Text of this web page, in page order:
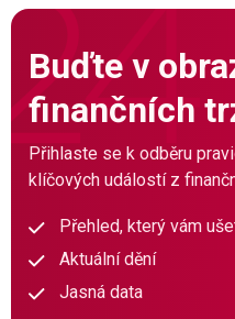
Buďte v
finančních
Přihlaste se k odběru
klíčových událostí z
Přehled, který vám
Aktuální dění
Jasná data